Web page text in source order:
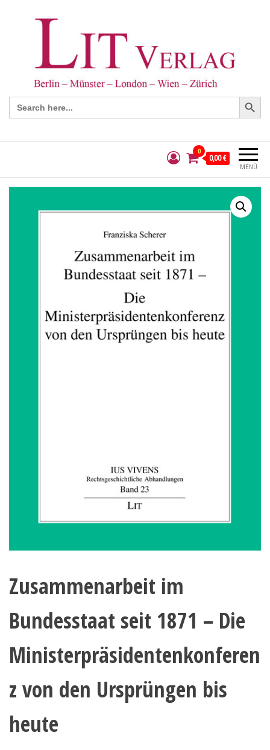
Search
for:
Search Button
MENÜ
0
0,00 €
Zusammenarbeit im
Bundesstaat seit 1871 – Die
Ministerpräsidentenkonferen
z von den Ursprüngen bis
heute